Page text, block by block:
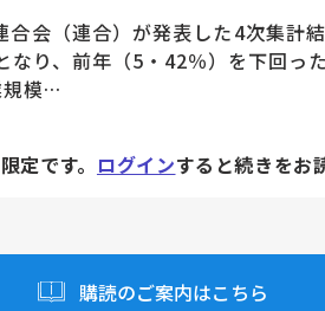
会（連合）が発表した4次集計
なり、前年（5・42％）を下回っ
規模…
定です。 ログインすると続きをお
購読のご案内はこちら